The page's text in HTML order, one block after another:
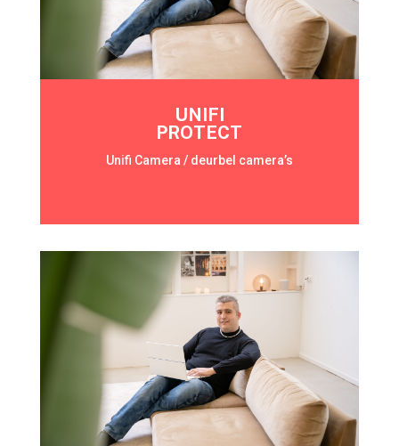
UNIFI
PROTECT
Unifi Camera / deurbel camera’s